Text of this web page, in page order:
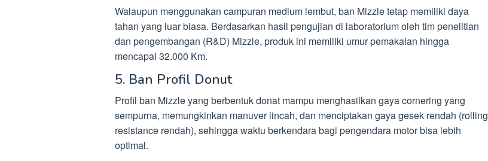
Walaupun menggunakan campuran medium lembut, ban Mizzle tetap memiliki daya
tahan yang luar biasa. Berdasarkan hasil pengujian di laboratorium oleh tim penelitian
dan pengembangan (R&D) Mizzle, produk ini memiliki umur pemakaian hingga
mencapai 32.000 Km.
5. Ban Profil Donut
Profil ban Mizzle yang berbentuk donat mampu menghasilkan gaya cornering yang
sempurna, memungkinkan manuver lincah, dan menciptakan gaya gesek rendah (rolling
resistance rendah), sehingga waktu berkendara bagi pengendara motor bisa lebih
optimal.